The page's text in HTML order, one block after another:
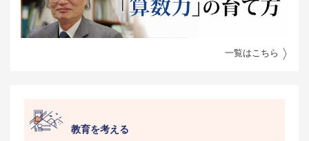
一覧はこちら
教育を考える